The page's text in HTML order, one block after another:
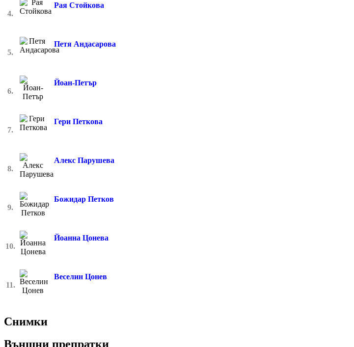
4.
Рая Стойкова
5.
Петя Андасарова
6.
Йоан-Петър
7.
Гери Петкова
8.
Алекс Парушева
9.
Божидар Петков
10.
Йоанна Цонева
11.
Веселин Цонев
Снимки
Външни препратки